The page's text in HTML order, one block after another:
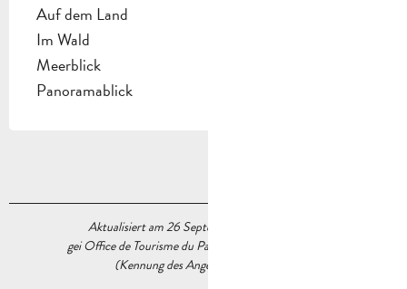
Auf dem Land
Im Wald
Meerblick
Panoramablick
Aktualisiert am 26 September 2023 Um 17:41
gei Office de Tourisme du Pays d’Aubagne et de l’Étoile
(Kennung des Angebots :